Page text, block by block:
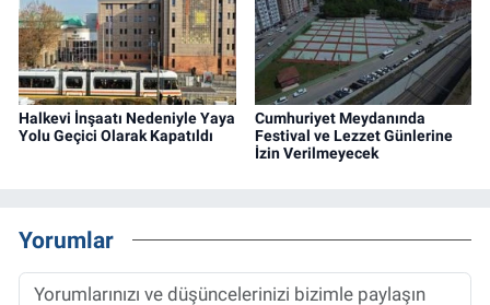
Halkevi İnşaatı Nedeniyle Yaya
Yolu Geçici Olarak Kapatıldı
Cumhuriyet Meydanında
Festival ve Lezzet Günlerine
İzin Verilmeyecek
Yorumlar